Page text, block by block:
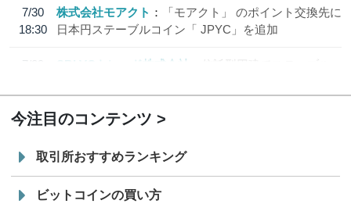
7/30
18:30
株式会社モアクト
「モアクト」 のポイント交換先に
日本円ステーブルコイン「 JPYC」を追加
7/29
SBI VCトレード株式会社
信託型円建てステーブル
今注目のコンテンツ
取引所おすすめランキング
ビットコインの買い方